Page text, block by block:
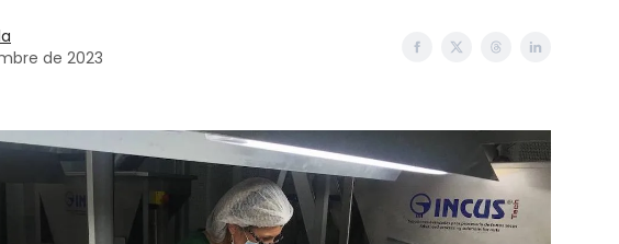
de 2023